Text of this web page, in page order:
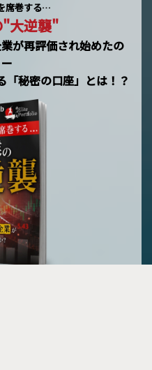
席巻する…
"大逆襲"
が再評価され始めたの
秘密の口座」とは！？